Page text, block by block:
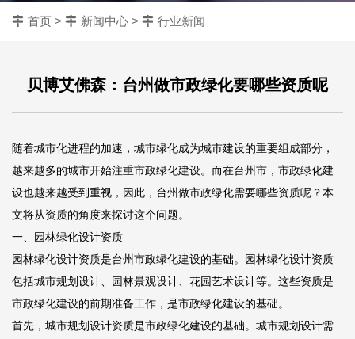
首页 > 新闻中心 > 行业新闻
贝博艾佛森：台州做市政绿化要哪些资质呢
随着城市化进程的加速，城市绿化成为城市建设的重要组成部分，
越来越多的城市开始注重市政绿化建设。而在台州市，市政绿化建
设也越来越受到重视，因此，台州做市政绿化需要哪些资质呢？本
文将从资质的角度来探讨这个问题。
一、园林绿化设计资质
园林绿化设计资质是台州市政绿化建设的基础。园林绿化设计资质
包括城市规划设计、园林景观设计、花园艺术设计等。这些资质是
市政绿化建设的前期准备工作，是市政绿化建设的基础。
首先，城市规划设计资质是市政绿化建设的基础。城市规划设计需